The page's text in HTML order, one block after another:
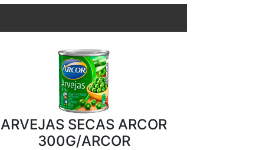
ARVEJAS SECAS ARCOR
300G/ARCOR